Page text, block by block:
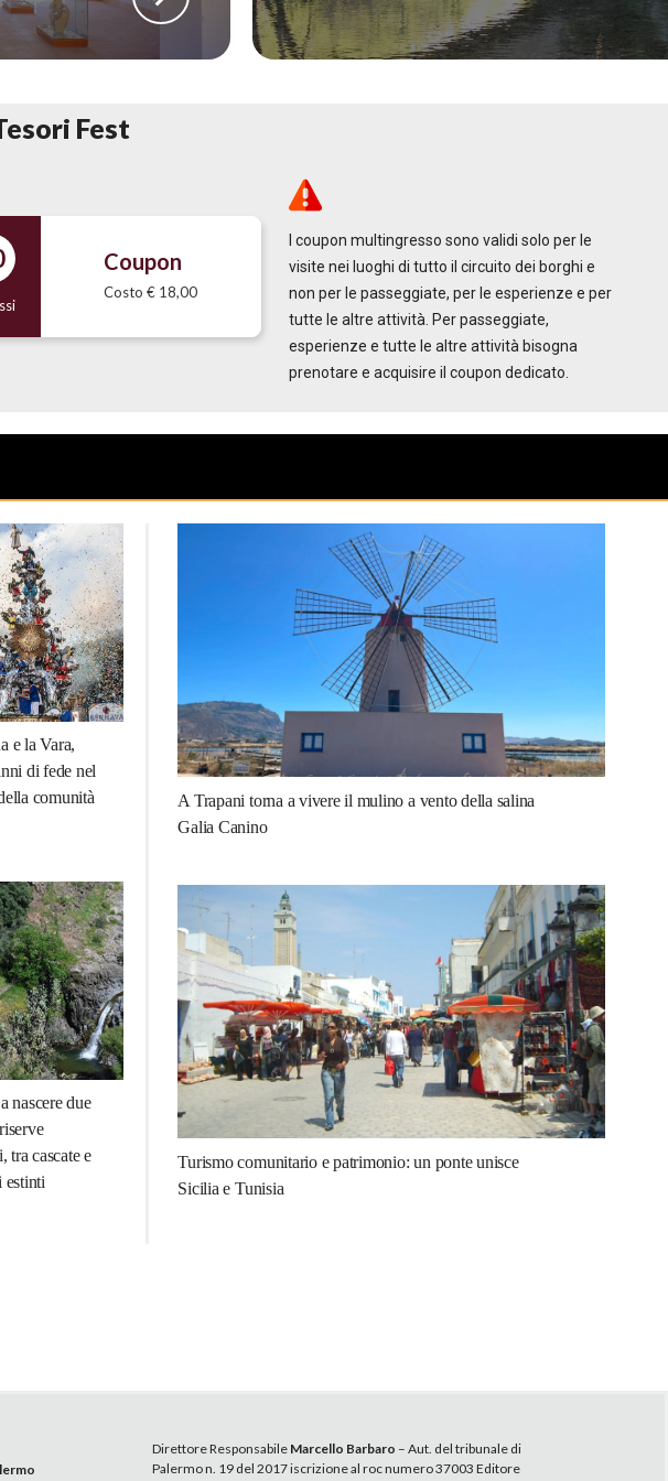
Fest
Coupon
Costo € 18,00
I coupon multingresso sono validi solo per le
visite nei luoghi di tutto il circuito dei borghi e
non per le passeggiate, per le esperienze e per
tutte le altre attività. Per passeggiate,
esperienze e tutte le altre attività bisogna
prenotare e acquisire il coupon dedicato.
e la Vara,
di fede nel
comunità
nascere due
tra cascate e
estinti
A Trapani torna a vivere il mulino a vento della salina
Galia Canino
Turismo comunitario e patrimonio: un ponte unisce
Sicilia e Tunisia
Direttore Responsabile Marcello Barbaro – Aut. del tribunale di
Palermo n. 19 del 2017 iscrizione al roc numero 37003 Editore